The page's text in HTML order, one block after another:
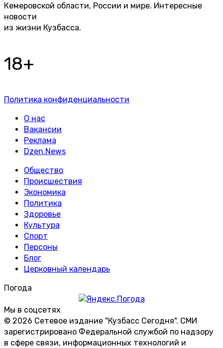
Кемеровской области, России и мире. Интересные
новости
из жизни Кузбасса.
18+
Политика конфиденциальности
О нас
Вакансии
Реклама
Dzen.News
Общество
Происшествия
Экономика
Политика
Здоровье
Культура
Спорт
Персоны
Блог
Церковный календарь
Погода
Мы в соцсетях
© 2026 Сетевое издание "Кузбасс Сегодня". СМИ
зарегистрировано Федеральной службой по надзору
в сфере связи, информационных технологий и